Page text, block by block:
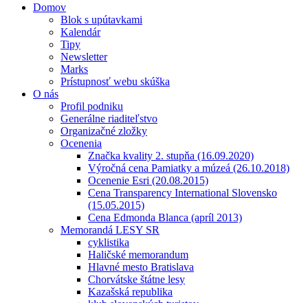
Domov
Blok s upútavkami
Kalendár
Tipy
Newsletter
Marks
Prístupnosť webu skúška
O nás
Profil podniku
Generálne riaditeľstvo
Organizačné zložky
Ocenenia
Značka kvality 2. stupňa (16.09.2020)
Výročná cena Pamiatky a múzeá (26.10.2018)
Ocenenie Esri (20.08.2015)
Cena Transparency International Slovensko
(15.05.2015)
Cena Edmonda Blanca (apríl 2013)
Memorandá LESY SR
cyklistika
Haličské memorandum
Hlavné mesto Bratislava
Chorvátske štátne lesy
Kazašská republika